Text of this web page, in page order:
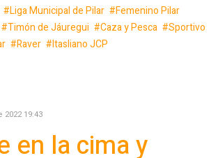
Liga Municipal de Pilar
Femenino Pilar
Timón de Jáuregui Caza y Pesca
Sportivo
Raver
Itasliano JCP
19:43
en la cima y